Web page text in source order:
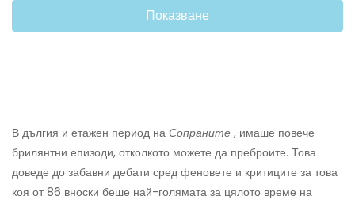
Показване
В дългия и етажен период на Сопраните , имаше повече
брилянтни епизоди, отколкото можете да преброите. Това
доведе до забавни дебати сред феновете и критиците за това
коя от 86 вноски беше най-голямата за цялото време на